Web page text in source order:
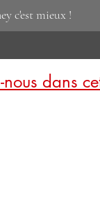
c'est mieux !
nous dans